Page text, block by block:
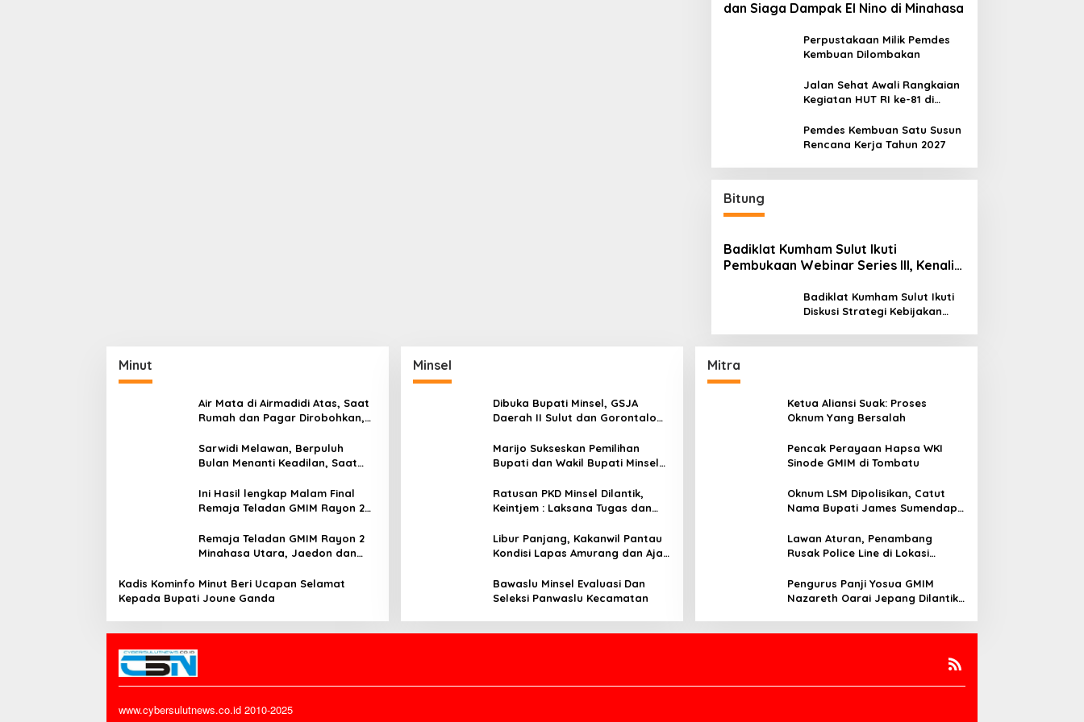
dan Siaga Dampak El Nino di Minahasa
Perpustakaan Milik Pemdes
Kembuan Dilombakan
Jalan Sehat Awali Rangkaian
Kegiatan HUT RI ke-81 di
Pemdes Kembuan Satu Susun
Rencana Kerja Tahun 2027
Bitung
Badiklat Kumham Sulut Ikuti
Pembukaan Webinar Series III, Kenali
Badiklat Kumham Sulut Ikuti
Diskusi Strategi Kebijakan
Minut
Air Mata di Airmadidi Atas, Saat
Rumah dan Pagar Dirobohkan,
Sarwidi Melawan, Berpuluh
Bulan Menanti Keadilan, Saat
Harapan Diuji
Ini Hasil lengkap Malam Final
Remaja Teladan GMIM Rayon 2
Remaja Teladan GMIM Rayon 2
Minahasa Utara, Jaedon dan
Bergengsi
Kadis Kominfo Minut Beri Ucapan Selamat
Kepada Bupati Joune Ganda
Minsel
Dibuka Bupati Minsel, GSJA
Daerah II Sulut dan Gorontalo
Amurang
Marijo Sukseskan Pemilihan
Bupati dan Wakil Bupati Minsel
Ratusan PKD Minsel Dilantik,
Keintjem : Laksana Tugas dan
Libur Panjang, Kakanwil Pantau
Kondisi Lapas Amurang dan Ajak
Bawaslu Minsel Evaluasi Dan
Seleksi Panwaslu Kecamatan
Mitra
Ketua Aliansi Suak: Proses
Oknum Yang Bersalah
Pencak Perayaan Hapsa WKI
Sinode GMIM di Tombatu
Oknum LSM Dipolisikan, Catut
Nama Bupati James Sumendap
Lawan Aturan, Penambang
Rusak Police Line di Lokasi
Mereka!!
Pengurus Panji Yosua GMIM
Nazareth Oarai Jepang Dilantik.
www.cybersulutnews.co.id 2010-2025